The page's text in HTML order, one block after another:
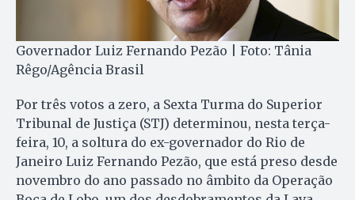
Governador Luiz Fernando Pezão | Foto: Tânia
Rêgo/Agência Brasil
Por três votos a zero, a Sexta Turma do Superior
Tribunal de Justiça (STJ) determinou, nesta terça-
feira, 10, a soltura do ex-governador do Rio de
Janeiro Luiz Fernando Pezão, que está preso desde
novembro do ano passado no âmbito da Operação